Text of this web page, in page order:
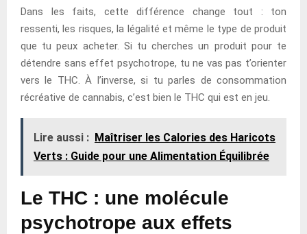
Dans les faits, cette différence change tout : ton
ressenti, les risques, la légalité et même le type de produit
que tu peux acheter. Si tu cherches un produit pour te
détendre sans effet psychotrope, tu ne vas pas t’orienter
vers le THC. À l’inverse, si tu parles de consommation
récréative de cannabis, c’est bien le THC qui est en jeu.
Lire aussi : Maîtriser les Calories des Haricots
Verts : Guide pour une Alimentation Équilibrée
Le THC : une molécule
psychotrope aux effets